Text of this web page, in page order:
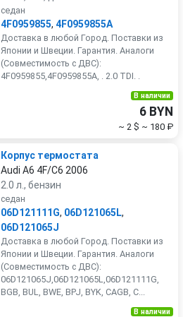
седан
4F0959855, 4F0959855A
Доставка в любой Город. Поставки из
Японии и Швеции. Гарантия. Аналоги
(Совместимость с ДВС):
4F0959855,4F0959855A, . 2.0 TDI. .
В наличии
6 BYN
~ 2 $ ~ 180 ₽
Корпус термостата
Audi A6 4F/C6 2006
2.0 л., бензин
седан
06D121111G, 06D121065L,
06D121065J
Доставка в любой Город. Поставки из
Японии и Швеции. Гарантия. Аналоги
(Совместимость с ДВС):
06D121065J,06D121065L,06D121111G,
BGB, BUL, BWE, BPJ, BYK, CAGB, C...
В наличии